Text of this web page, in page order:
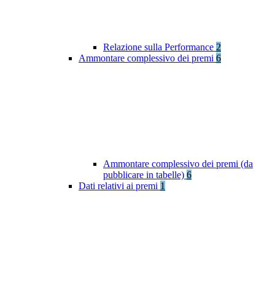
Relazione sulla Performance 2
Ammontare complessivo dei premi 6
Ammontare complessivo dei premi (da
pubblicare in tabelle) 6
Dati relativi ai premi 1